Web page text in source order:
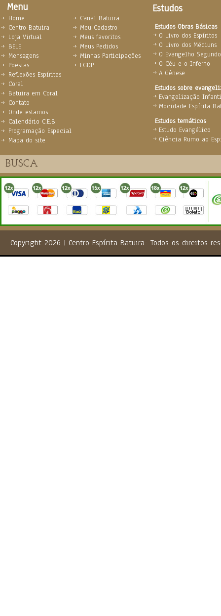
Menu Estudos
Estudos Obras Básicas
O Livro dos Espíritos
O Livro dos Médiuns
O Evangelho
O Céu e o Inferno
A Gênese
Estudos sobre
Evangelização
Mocidade Espírita
Estudos temáticos
Estudo Evangélico
Ciência Rumo ao
Home
Centro Batuira
Loja Virtual
BELE
Mensagens
Poesias
Reflexões Espíritas
Coral
Batuira em Coral
Contato
Onde estamos
Calendário C.E.B.
Programação Especial
Mapa do site
Canal Batuira
Meu Cadastro
Meus favoritos
Meus Pedidos
Minhas Participações
LGDP
Copyright 2026 | Centro Espírita Batuira- Todos os